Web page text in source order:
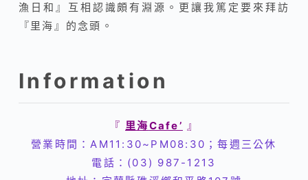
漁日和』互相認識頗有淵源。更讓我篤定要來拜訪
『里海』的念頭。
Information
『里海Cafe’ 』
營業時間：A M11:30~PM08:30；每週三公休
電話：(03) 987-1213